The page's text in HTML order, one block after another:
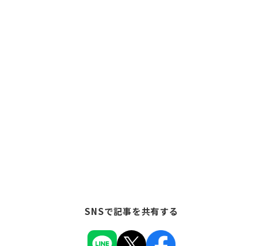
SNSで記事を共有する